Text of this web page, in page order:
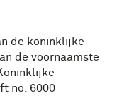
de koninklijke
de voornaamste
no. 6000